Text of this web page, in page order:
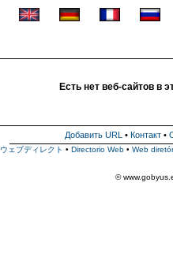
Есть нет веб-сайтов в
Добавить URL • Контакт •
ウェブディレクト • Directorio Web • Web
©